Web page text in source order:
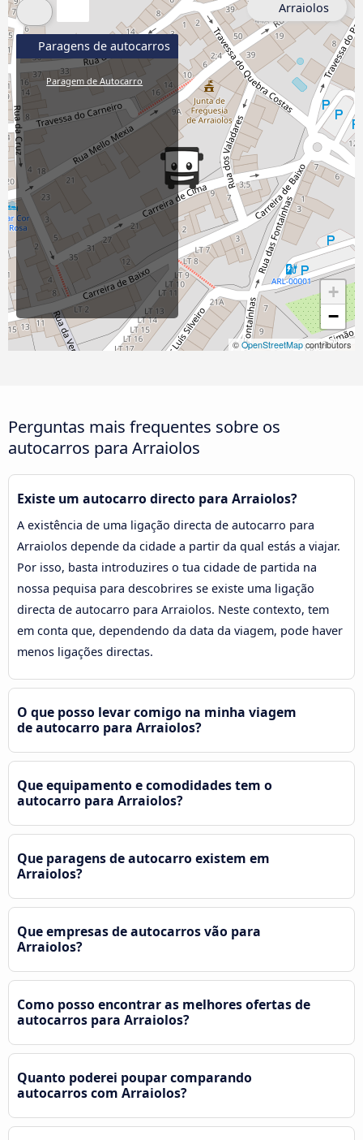
+
−
© OpenStreetMapcontributors
Paragens de autocarros
Paragem de Autocarro
Arraiolos
Perguntas mais frequentes sobre os
autocarros para Arraiolos
Existe um autocarro directo para Arraiolos?
A existência de uma ligação directa de autocarro para
Arraiolos depende da cidade a partir da qual estás a viajar.
Por isso, basta introduzires o tua cidade de partida na
nossa pequisa para descobrires se existe uma ligação
directa de autocarro para Arraiolos. Neste contexto, tem
em conta que, dependendo da data da viagem, pode haver
menos ligações directas.
O que posso levar comigo na minha viagem
de autocarro para Arraiolos?
Que equipamento e comodidades tem o
autocarro para Arraiolos?
Que paragens de autocarro existem em
Arraiolos?
Que empresas de autocarros vão para
Arraiolos?
Como posso encontrar as melhores ofertas de
autocarros para Arraiolos?
Quanto poderei poupar comparando
autocarros com Arraiolos?